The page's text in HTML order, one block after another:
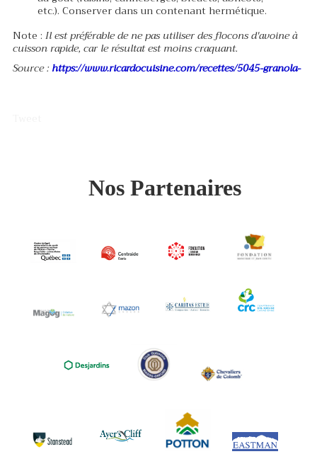
etc.). Conserver dans un contenant hermétique.
Note : Il est préférable de ne pas utiliser des flocons d'avoine à
cuisson rapide, car le résultat est moins craquant.
Source : https://www.ricardocuisine.com/recettes/5045-granola-
Nos Partenaires